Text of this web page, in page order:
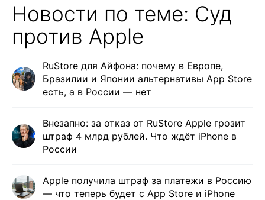
Новости по теме: Суд
против Apple
RuStore для Айфона: почему в Европе,
Бразилии и Японии альтернативы App Store
есть, а в России — нет
Внезапно: за отказ от RuStore Apple грозит
штраф 4 млрд рублей. Что ждёт iPhone в
России
Apple получила штраф за платежи в Россию
— что теперь будет с App Store и iPhone